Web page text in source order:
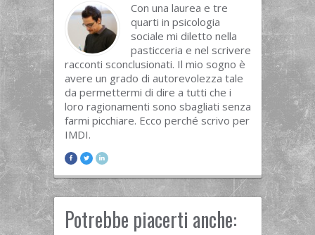
Con una laurea e tre
quarti in psicologia
sociale mi diletto nella
pasticceria e nel scrivere
racconti sconclusionati. Il mio sogno è
avere un grado di autorevolezza tale
da permettermi di dire a tutti che i
loro ragionamenti sono sbagliati senza
farmi picchiare. Ecco perché scrivo per
IMDI.
Potrebbe piacerti anche: